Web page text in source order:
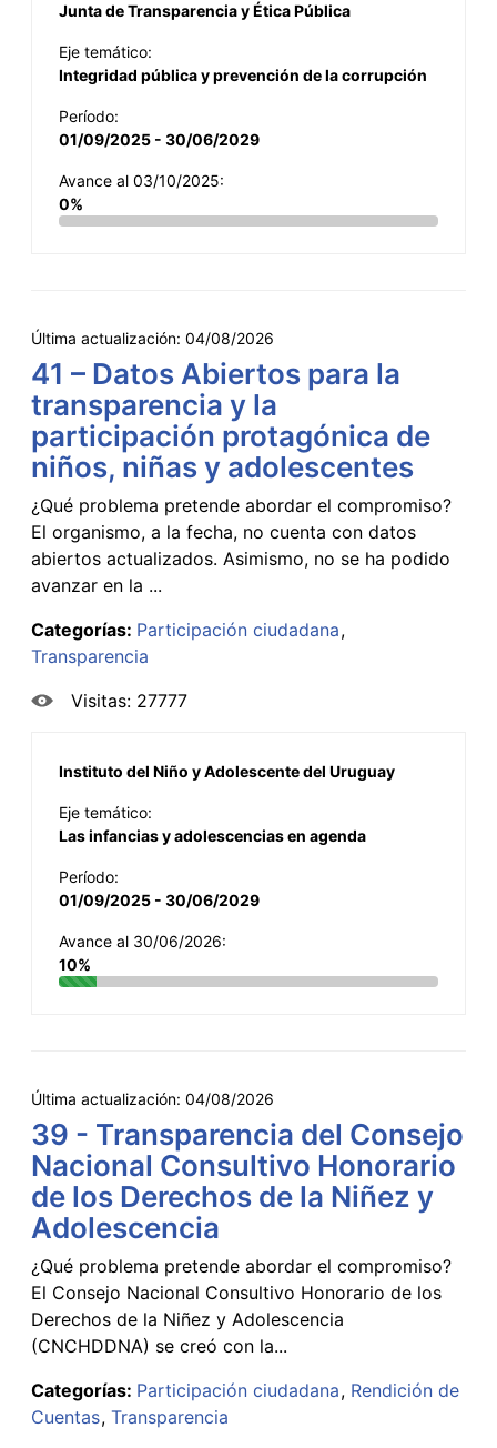
Junta de Transparencia y Ética Pública
Eje temático:
Integridad pública y prevención de la corrupción
Período:
01/09/2025 - 30/06/2029
Avance al 03/10/2025:
0%
Última actualización: 04/08/2026
41 – Datos Abiertos para la
transparencia y la
participación protagónica de
niños, niñas y adolescentes
¿Qué problema pretende abordar el compromiso?
El organismo, a la fecha, no cuenta con datos
abiertos actualizados. Asimismo, no se ha podido
avanzar en la ...
Categorías: Participación ciudadana
Transparencia
Visitas: 27777
Instituto del Niño y Adolescente del Uruguay
Eje temático:
Las infancias y adolescencias en agenda
Período:
01/09/2025 - 30/06/2029
Avance al 30/06/2026:
10%
Última actualización: 04/08/2026
39 - Transparencia del Consejo
Nacional Consultivo Honorario
de los Derechos de la Niñez y
Adolescencia
¿Qué problema pretende abordar el compromiso?
El Consejo Nacional Consultivo Honorario de los
Derechos de la Niñez y Adolescencia
(CNCHDDNA) se creó con la...
Categorías: Participación ciudadana Rendición de
Cuentas Transparencia